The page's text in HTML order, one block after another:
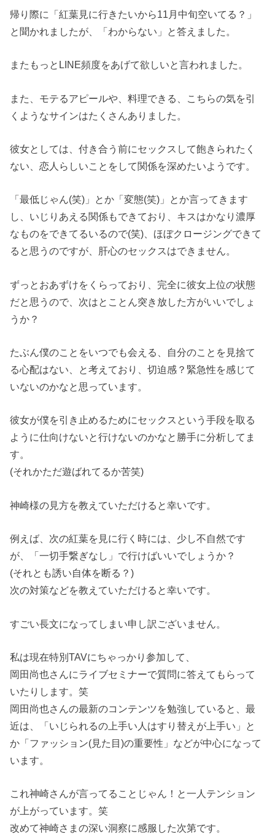
帰り際に「紅葉見に行きたいから11月中旬空いてる？」
と聞かれましたが、「わからない」と答えました。
またもっとLINE頻度をあげて欲しいと言われました。
また、モテるアピールや、料理できる、こちらの気を引
くようなサインはたくさんありました。
彼女としては、付き合う前にセックスして飽きられたく
ない、恋人らしいことをして関係を深めたいようです。
「最低じゃん(笑)」とか「変態(笑)」とか言ってきます
し、いじりあえる関係もできており、キスはかなり濃厚
なものをできてるいるので(笑)、ほぼクロージングできて
ると思うのですが、肝心のセックスはできません。
ずっとおあずけをくらっており、完全に彼女上位の状態
だと思うので、次はとことん突き放した方がいいでしょ
うか？
たぶん僕のことをいつでも会える、自分のことを見捨て
る心配はない、と考えており、切迫感？緊急性を感じて
いないのかなと思っています。
彼女が僕を引き止めるためにセックスという手段を取る
ように仕向けないと行けないのかなと勝手に分析してま
す。
(それかただ遊ばれてるか苦笑)
神崎様の見方を教えていただけると幸いです。
例えば、次の紅葉を見に行く時には、少し不自然です
が、「一切手繋ぎなし」で行けばいいでしょうか？
(それとも誘い自体を断る？)
次の対策などを教えていただけると幸いです。
すごい長文になってしまい申し訳ございません。
私は現在特別TAVにちゃっかり参加して、
岡田尚也さんにライブセミナーで質問に答えてもらって
いたりします。笑
岡田尚也さんの最新のコンテンツを勉強していると、最
近は、「いじられるの上手い人はすり替えが上手い」と
か「ファッション(見た目)の重要性」などが中心になって
います。
これ神崎さんが言ってることじゃん！と一人テンション
が上がっています。笑
改めて神崎さまの深い洞察に感服した次第です。